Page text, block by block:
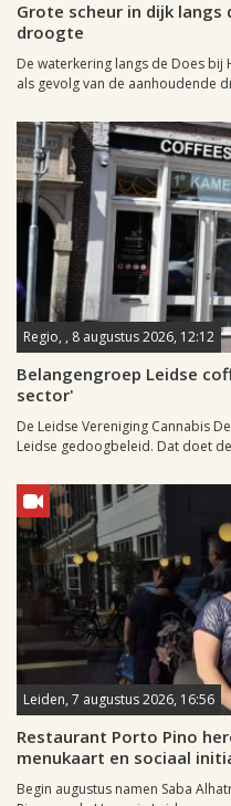
Grote scheur in dijk
droogte
De waterkering langs de Does
als gevolg van de aanhoudende
Regio, , 8 augustus 2026, 12:12
Belangengroep Leidse
sector'
De Leidse Vereniging Cannabis
Leidse gedoogbeleid. Dat doet
Leiden, 7 augustus 2026, 16:56
Restaurant Porto Pino
menukaart en sociaal
Begin augustus namen Saba